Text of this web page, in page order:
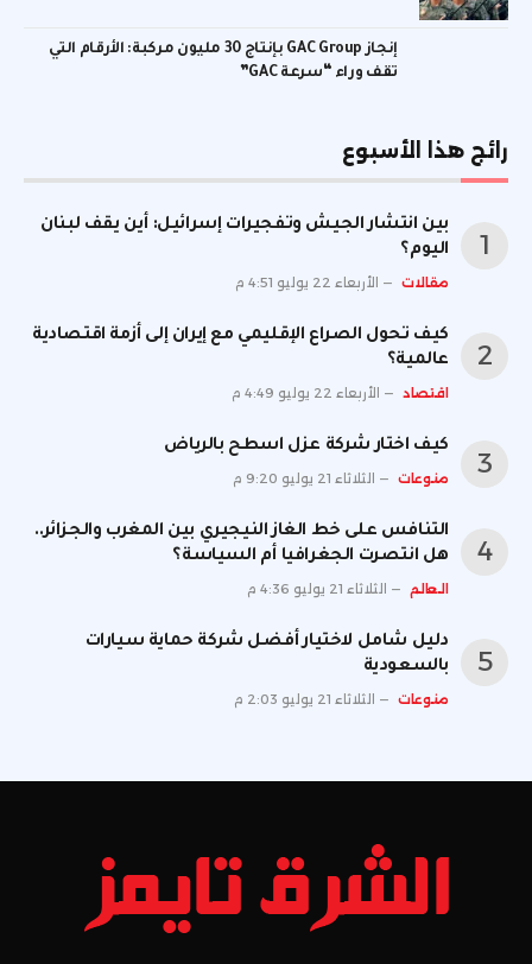
إنجاز GAC Group بإنتاج 30 مليون مركبة: الأرقام التي
تقف وراء “سرعة GAC”
رائج هذا الأسبوع
بين انتشار الجيش وتفجيرات إسرائيل: أين يقف لبنان
اليوم؟
مقالات الأربعاء 22 يوليو 4:51 م
كيف تحول الصراع الإقليمي مع إيران إلى أزمة اقتصادية
عالمية؟
اقتصاد الأربعاء 22 يوليو 4:49 م
كيف اختار شركة عزل اسطح بالرياض
منوعات الثلاثاء 21 يوليو 9:20 م
التنافس على خط الغاز النيجيري بين المغرب والجزائر..
هل انتصرت الجغرافيا أم السياسة؟
العالم الثلاثاء 21 يوليو 4:36 م
دليل شامل لاختيار أفضل شركة حماية سيارات
بالسعودية
منوعات الثلاثاء 21 يوليو 2:03 م